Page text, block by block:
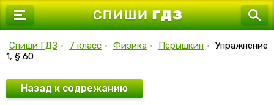
7 класс
9 класс
10 класс
Спиши ГДЗ • 7 класс • Физика • Пёрышкин • Упражнение
1, § 60
Назад к содрежанию